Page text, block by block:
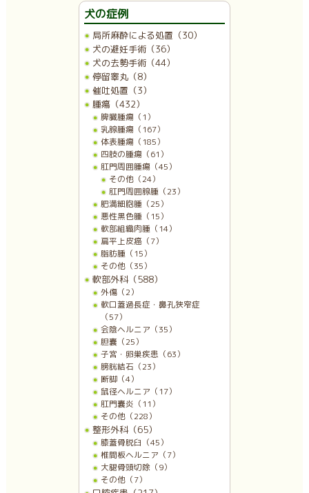
犬の症例
局所麻酔による処置（30）
犬の避妊手術（36）
犬の去勢手術（44）
停留睾丸（8）
催吐処置（3）
腫瘍（432）
脾臓腫瘍（1）
乳腺腫瘍（167）
体表腫瘍（185）
四肢の腫瘍（61）
肛門周囲腫瘍（45）
その他（24）
肛門周囲腺腫（23）
肥満細胞腫（25）
悪性黒色腫（15）
軟部組織肉腫（14）
扁平上皮癌（7）
脂肪腫（15）
その他（35）
軟部外科（588）
外傷（2）
軟口蓋過長症・鼻孔狭窄症
（57）
会陰ヘルニア（35）
胆嚢（25）
子宮・卵巣疾患（63）
膀胱結石（23）
断脚（4）
鼠径ヘルニア（17）
肛門嚢炎（11）
その他（228）
整形外科（65）
膝蓋骨脱臼（45）
椎間板ヘルニア（7）
大腿骨頭切除（9）
その他（7）